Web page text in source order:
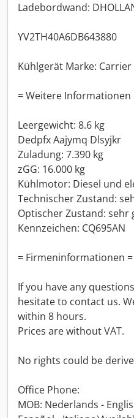
Ladebordwand:
YV2TH40A6DB643880
Kühlgerät Marke: Carrier
= Weitere Informationen
Leergewicht: 8.6 kg
Dedpfx Aajymq Dlsyjkr
Zuladung: 7.390 kg
zGG: 16.000 kg
Kühlmotor: Diesel und
Technischer Zustand:
Optischer Zustand: sehr
Kennzeichen: CQ695AN
= Firmeninformationen =
If you have any
hesitate to contact us.
within 8 hours.
Prices are without VAT.
No rights could be
Office Phone:
MOB: Nederlands -